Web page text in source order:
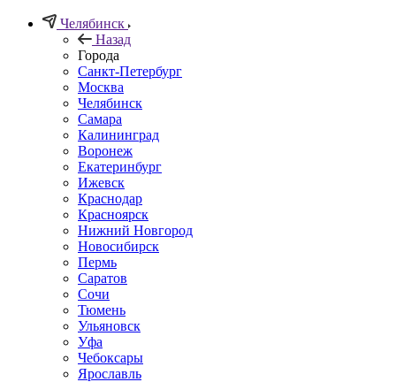
Челябинск
Назад
Города
Санкт-Петербург
Москва
Челябинск
Самара
Калининград
Воронеж
Екатеринбург
Ижевск
Краснодар
Красноярск
Нижний Новгород
Новосибирск
Пермь
Саратов
Сочи
Тюмень
Ульяновск
Уфа
Чебоксары
Ярославль